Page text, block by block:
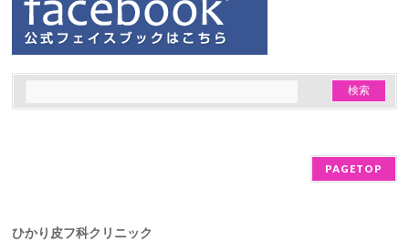
PAGETOP
ひかり皮フ科クリニック